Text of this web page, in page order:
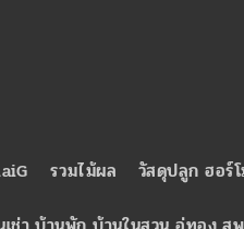
รวมไม้ผล วัสดุปลูก ฮอร์